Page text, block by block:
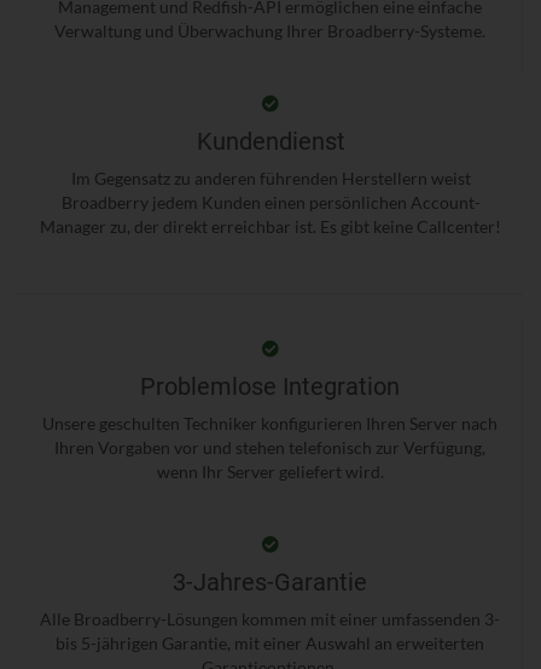
Management und Redfish-API ermöglichen eine einfache
Verwaltung und Überwachung Ihrer Broadberry-Systeme.
Kundendienst
Im Gegensatz zu anderen führenden Herstellern weist
Broadberry jedem Kunden einen persönlichen Account-
Manager zu, der direkt erreichbar ist. Es gibt keine Callcenter!
Problemlose Integration
Unsere geschulten Techniker konfigurieren Ihren Server nach
Ihren Vorgaben vor und stehen telefonisch zur Verfügung,
wenn Ihr Server geliefert wird.
3-Jahres-Garantie
Alle Broadberry-Lösungen kommen mit einer umfassenden 3-
bis 5-jährigen Garantie, mit einer Auswahl an erweiterten